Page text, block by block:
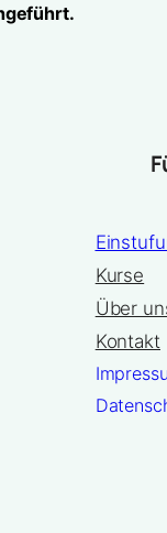
Kurse
Über
Kontakt